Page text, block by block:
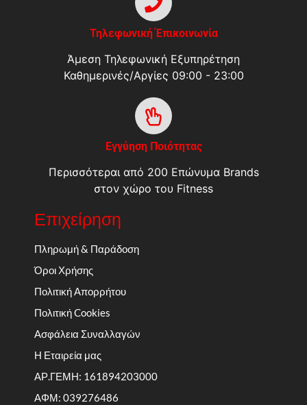
Τηλεφωνική Έπικοινωνία
Άμεση Τηλεφωνική Εξυπηρέτηση
Καθημερινές/Αργίες 09:00 - 23:00
Εγγύηση Ποιότητας
Περισσότεραι από 200 Επώνυμα Brands
στον χώρο του Fitness
Επιχείρηση
Πληρωμή & Παράδοση
Όροι Χρήσης
Πολιτική Απορρήτου
Πολιτική Cookies
Ασφάλεια Συναλλαγών
Η Εταιρεία μας
ΑΡ.ΓΕΜΗ: 161894203000
ΑΦΜ: 039276486